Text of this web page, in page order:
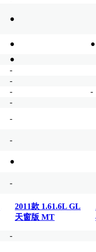
●
●
●
●
-
-
-
-
-
-
-
●
-
2011款 1.61.6L GL
天窗版 MT
-